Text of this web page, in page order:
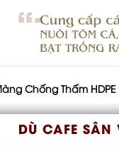
Chống Thấm HDPE
DÙ CAFE SÂN